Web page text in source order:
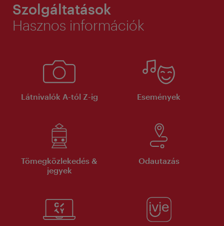
Szolgáltatások
Hasznos információk
Látnivalók A-tól Z-ig Események
Tömegközlekedés &
jegyek
Odautazás